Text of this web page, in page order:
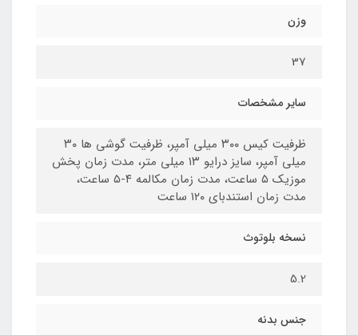
وزن
37
سایر مشخصات
ظرفیت کیس ۳۰۰ میلی آمپر، ظرفیت گوشی ها ۳۰
میلی آمپر، سایز درایو ۱۳ میلی متر، مدت زمان پخش
موزیک ۵ ساعت، مدت زمان مکالمه ۴-۵ ساعت،
مدت زمان استندبای ۱۲۰ ساعت
نسخه بلوتوث
5.2
جنس بدنه